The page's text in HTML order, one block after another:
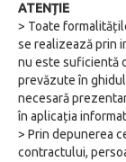
ATENȚIE
> Toate
se realizează prin
nu este suficientă
prevăzute în
necesară
în aplicația
> Prin depunerea
contractului,